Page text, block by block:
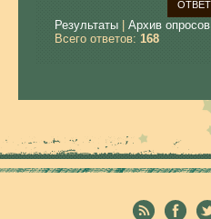
Результаты
Архив опросов
Всего ответов: 168